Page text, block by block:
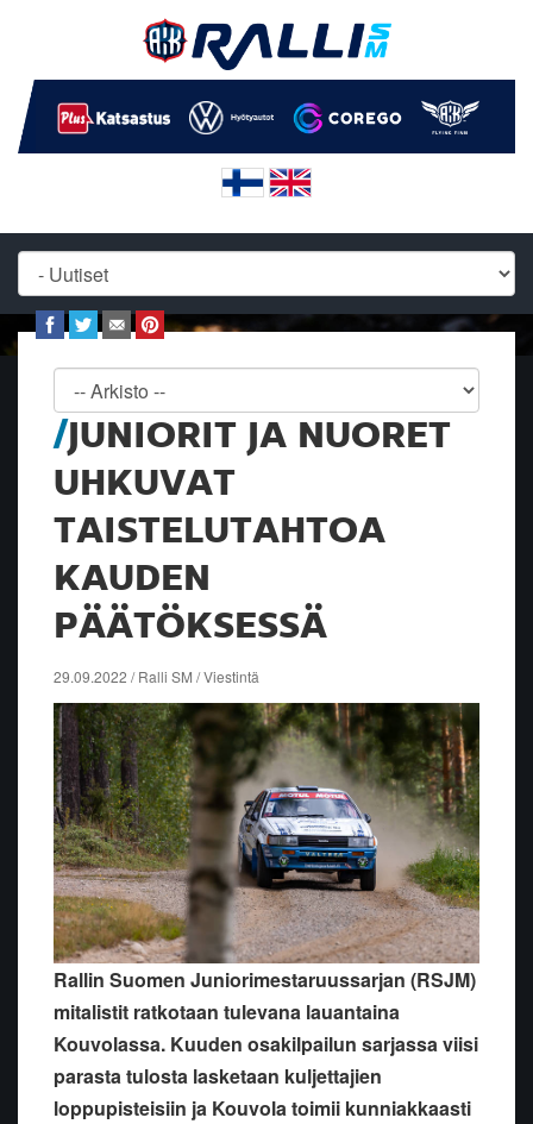
JUNIORIT JA NUORET
UHKUVAT
TAISTELUTAHTOA
KAUDEN
PÄÄTÖKSESSÄ
29.09.2022 / Ralli SM / Viestintä
Rallin Suomen Juniorimestaruussarjan (RSJM)
mitalistit ratkotaan tulevana lauantaina
Kouvolassa. Kuuden osakilpailun sarjassa viisi
parasta tulosta lasketaan kuljettajien
loppupisteisiin ja Kouvola toimii kunniakkaasti